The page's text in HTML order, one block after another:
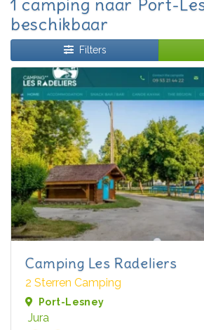
1 camping naar Port-
beschikbaar
Filters
Camping Les Radeliers
2 Sterren Camping
Port-Lesney
Jura